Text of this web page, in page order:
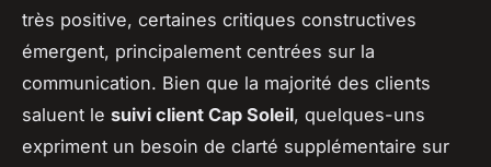
très positive, certaines critiques constructives
émergent, principalement centrées sur la
communication. Bien que la majorité des clients
saluent le suivi client Cap Soleil, quelques-uns
expriment un besoin de clarté supplémentaire sur